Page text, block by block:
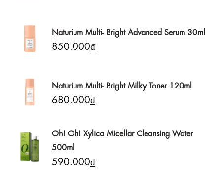
Naturium Multi- Bright Advanced Serum 30ml
850.000₫
Naturium Multi- Bright Milky Toner 120ml
680.000₫
Oh! Oh! Xylica Micellar Cleansing Water
500ml
590.000₫